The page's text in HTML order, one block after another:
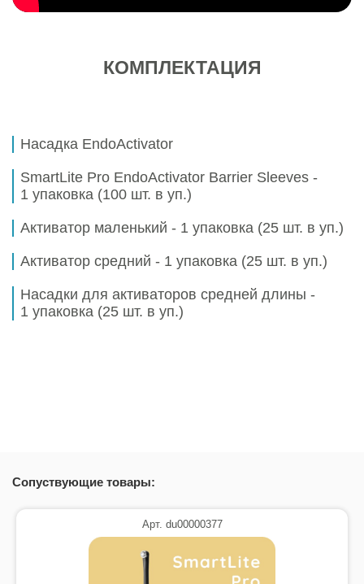
КОМПЛЕКТАЦИЯ
Насадка EndoActivator
SmartLite Pro EndoActivator Barrier Sleeves -
1 упаковка (100 шт. в уп.)
Активатор маленький - 1 упаковка (25 шт. в уп.)
Активатор средний - 1 упаковка (25 шт. в уп.)
Насадки для активаторов средней длины -
1 упаковка (25 шт. в уп.)
Сопуствующие товары:
Арт. du00000377